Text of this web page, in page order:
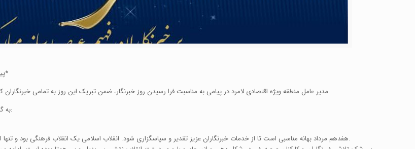
پیام تبریک مهندس فتاحی مدیر عامل منطقه ویژه اقتصادی لامرد به مناسبت روز خبرنگار*
مدیر عامل منطقه ویژه اقتصادی لامرد در پیامی به مناسبت فرا رسیدن روز خبرنگار، ضمن تبریک این روز به تمامی
به گزارش روابط عمومی منطقه ویژه اقتصادی لامرد، متن پیام تبریک به شرح زیر می باشد:
?هفدهم مرداد بهانه مناسبی است تا از خدمات خبرنگاران عزیز تقدیر و سپاسگزاری شود. انقلاب اسلامی یک انقلاب فرهنگی بود و تنها انقلاب فرهنگی معاصر است که با تکیه بر ایدئولوژی و مکتب مسیر خود را یافته است.